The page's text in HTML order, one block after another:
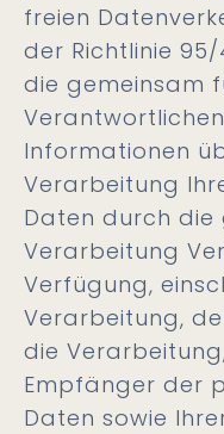
freien
der Richtlinie 95/
die gemeinsam
Informationen
Verarbeitung
Daten durch die
Verarbeitung
Verfügung,
Verarbeitung,
die
Empfänger der
Daten sowie